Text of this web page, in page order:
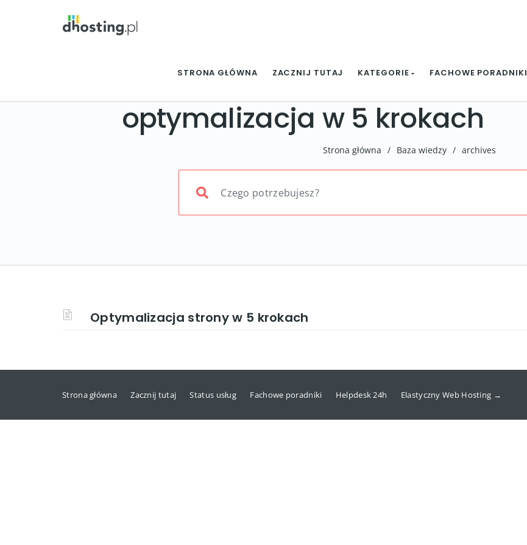
STRONA GŁÓWNA ZACZNIJ TUTAJ KATEGORIE FACHOWE PORADNIKI
optymalizacja w 5 krokach
Strona główna / Baza wiedzy / archives
Optymalizacja strony w 5 krokach
Strona główna Zacznij tutaj Status usług Fachowe poradniki Helpdesk 24h Elastyczny Web Hosting →